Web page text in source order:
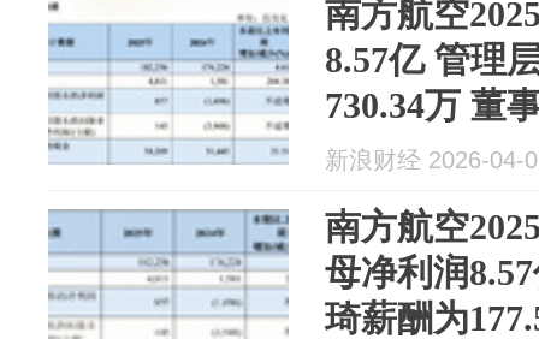
南方航空
8.57亿 管理
730.34万 董
新浪财经 2026-04-
南方航空
母净利润
琦薪酬为